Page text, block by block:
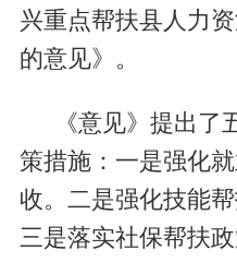
兴重点帮扶县人力
的意见》。
《意见》提出了
策措施：一是强化
收。二是强化技能
三是落实社保帮扶